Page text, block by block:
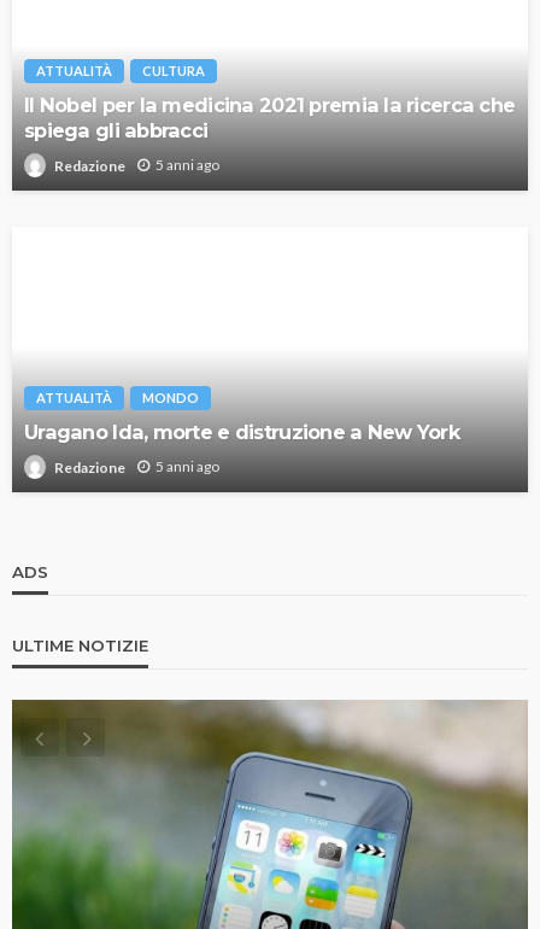
ATTUALITÀ CULTURA
Il Nobel per la medicina 2021 premia la ricerca che
spiega gli abbracci
Redazione 5 anni ago
ATTUALITÀ MONDO
Uragano Ida, morte e distruzione a New York
Redazione 5 anni ago
ADS
ULTIME NOTIZIE